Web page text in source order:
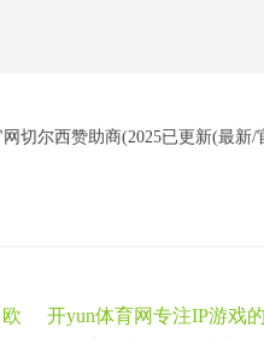
切尔西赞助商(2025已更新(最新/
开yun体育网专注IP游戏